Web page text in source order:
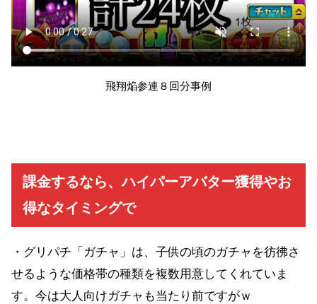
飛翔焔参連８回分事例
課金するなら、ハイパーアバター獲得やお
得なタイミングで
・グリパチ「ガチャ」は、子供の頃のガチャを彷彿さ
せるような価格帯の種類を複数用意してくれていま
す。今は大人向けガチャも当たり前ですがｗ